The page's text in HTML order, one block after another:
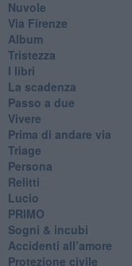
Nuvole
Via Firenze
Album
Tristezza
I libri
La scadenza
Passo a due
Vivere
Prima di andare via
Triage
Persona
Relitti
Lucio
PRIMO
Sogni & incubi
Accidenti all’amore
Protezione civile